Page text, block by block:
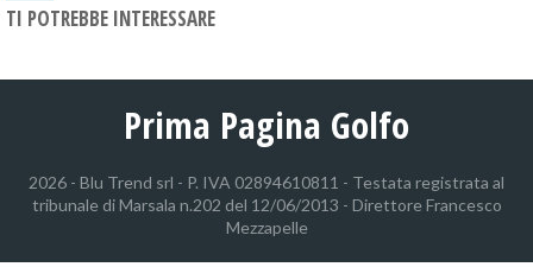
TI POTREBBE INTERESSARE
Prima Pagina Golfo
2026 - Blu Trend srl - P. IVA 02894610811 - Testata registrata al
tribunale di Marsala n.202 del 12/06/2013 - Direttore Francesco
Mezzapelle